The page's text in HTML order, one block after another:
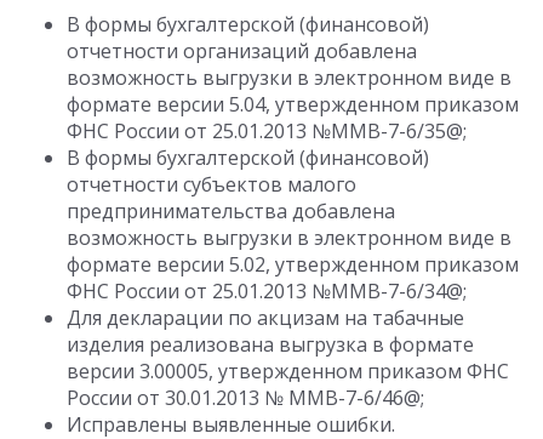
В формы бухгалтерской (финансовой)
отчетности организаций добавлена
возможность выгрузки в электронном виде в
формате версии 5.04, утвержденном приказом
ФНС России от 25.01.2013 №ММВ-7-6/35@;
В формы бухгалтерской (финансовой)
отчетности субъектов малого
предпринимательства добавлена
возможность выгрузки в электронном виде в
формате версии 5.02, утвержденном приказом
ФНС России от 25.01.2013 №ММВ-7-6/34@;
Для декларации по акцизам на табачные
изделия реализована выгрузка в формате
версии 3.00005, утвержденном приказом ФНС
России от 30.01.2013 № ММВ-7-6/46@;
Исправлены выявленные ошибки.